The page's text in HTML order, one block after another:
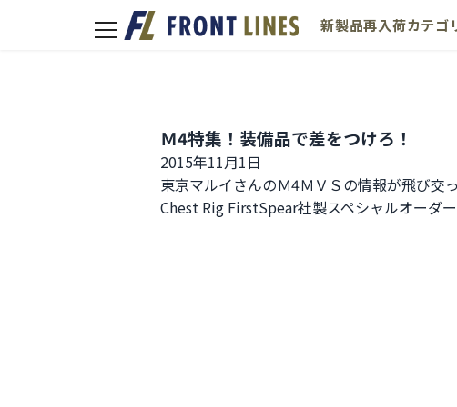
toggle
新製品再入荷カテゴ
Ｍ4特集！装備品で差をつけろ！
2015年11月1日
東京マルイさんのＭ4ＭＶＳの情報が飛び交
Chest Rig FirstSpear社製スペシャルオーダ